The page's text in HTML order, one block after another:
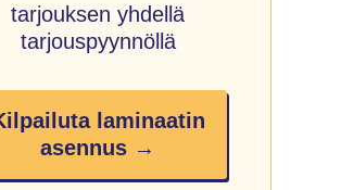
tarjouksen yhdellä
tarjouspyynnöllä
laminaatin
asennus →